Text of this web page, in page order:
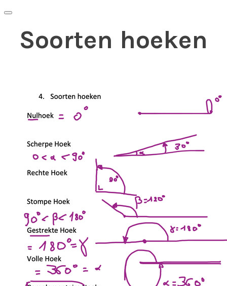
Soorten hoeken